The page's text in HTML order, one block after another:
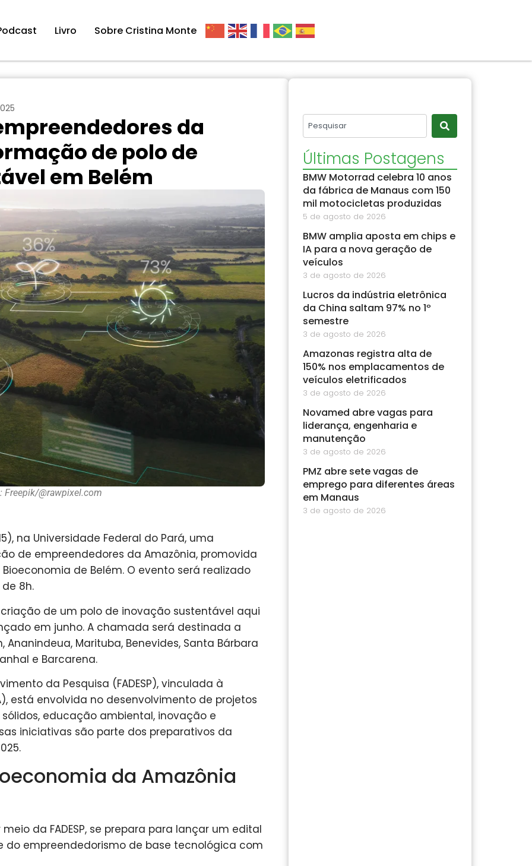
Livro Sobre Cristina Monte
da
de polo de
em Belém
Freepik/@rawpixel.com
na Universidade Federal do Pará, uma
de empreendedores da Amazônia, promovida
de Belém. O evento será realizado
8h.
criação de um polo de inovação sustentável aqui
em junho. A chamada será destinada a
Marituba, Benevides, Santa Bárbara
e Barcarena.
da Pesquisa (FADESP), vinculada à
está envolvida no desenvolvimento de projetos
educação ambiental, inovação e
iniciativas são parte dos preparativos da
da Amazônia
da FADESP, se prepara para lançar um edital
empreendedorismo de base tecnológica com
Últimas Postagens
BMW Motorrad celebra 10 anos
da fábrica de Manaus com 150
mil motocicletas produzidas
5 de agosto de 2026
BMW amplia aposta em chips e
IA para a nova geração de
veículos
3 de agosto de 2026
Lucros da indústria eletrônica
da China saltam 97% no 1º
semestre
3 de agosto de 2026
Amazonas registra alta de
150% nos emplacamentos de
veículos eletrificados
3 de agosto de 2026
Novamed abre vagas para
liderança, engenharia e
manutenção
3 de agosto de 2026
PMZ abre sete vagas de
emprego para diferentes áreas
em Manaus
3 de agosto de 2026